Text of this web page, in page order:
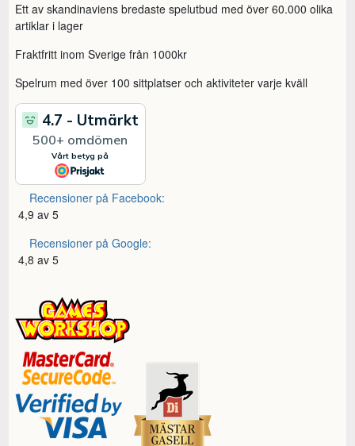
Ett av skandinaviens bredaste spelutbud med över 60.000 olika
artiklar i lager
Fraktfritt inom Sverige från 1000kr
Spelrum med över 100 sittplatser och aktiviteter varje kväll
Recensioner på Facebook:
4,9 av 5
Recensioner på Google:
4,8 av 5